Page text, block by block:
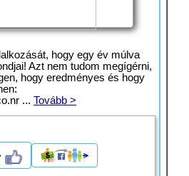
hogy egy év múlva
Azt nem tudom megígérni,
hogy eredményes és hogy
... Tovább >